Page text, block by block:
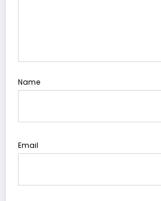
Name
Email